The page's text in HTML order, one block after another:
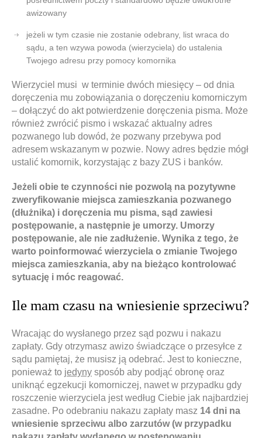
awizowany
jeżeli w tym czasie nie zostanie odebrany, list wraca do
sądu, a ten wzywa powoda (wierzyciela) do ustalenia
Twojego adresu przy pomocy komornika
Wierzyciel musi w terminie dwóch miesięcy – od dnia
doręczenia mu zobowiązania o doręczeniu komorniczym
– dołączyć do akt potwierdzenie doręczenia pisma. Może
również zwrócić pismo i wskazać aktualny adres
pozwanego lub dowód, że pozwany przebywa pod
adresem wskazanym w pozwie. Nowy adres będzie mógł
ustalić komornik, korzystając z bazy ZUS i banków.
Jeżeli obie te czynności nie pozwolą na pozytywne
zweryfikowanie miejsca zamieszkania pozwanego
(dłużnika) i doręczenia mu pisma, sąd zawiesi
postępowanie, a następnie je umorzy. Umorzy
postępowanie, ale nie zadłużenie. Wynika z tego, że
warto poinformować wierzyciela o zmianie Twojego
miejsca zamieszkania, aby na bieżąco kontrolować
sytuację i móc reagować.
Ile mam czasu na wniesienie sprzeciwu?
Wracając do wysłanego przez sąd pozwu i nakazu
zapłaty. Gdy otrzymasz awizo świadczące o przesyłce z
sądu pamiętaj, że musisz ją odebrać. Jest to konieczne,
ponieważ to jedyny sposób aby podjąć obronę oraz
uniknąć egzekucji komorniczej, nawet w przypadku gdy
roszczenie wierzyciela jest według Ciebie jak najbardziej
zasadne. Po odebraniu nakazu zapłaty masz 14 dni na
wniesienie sprzeciwu albo zarzutów (w przypadku